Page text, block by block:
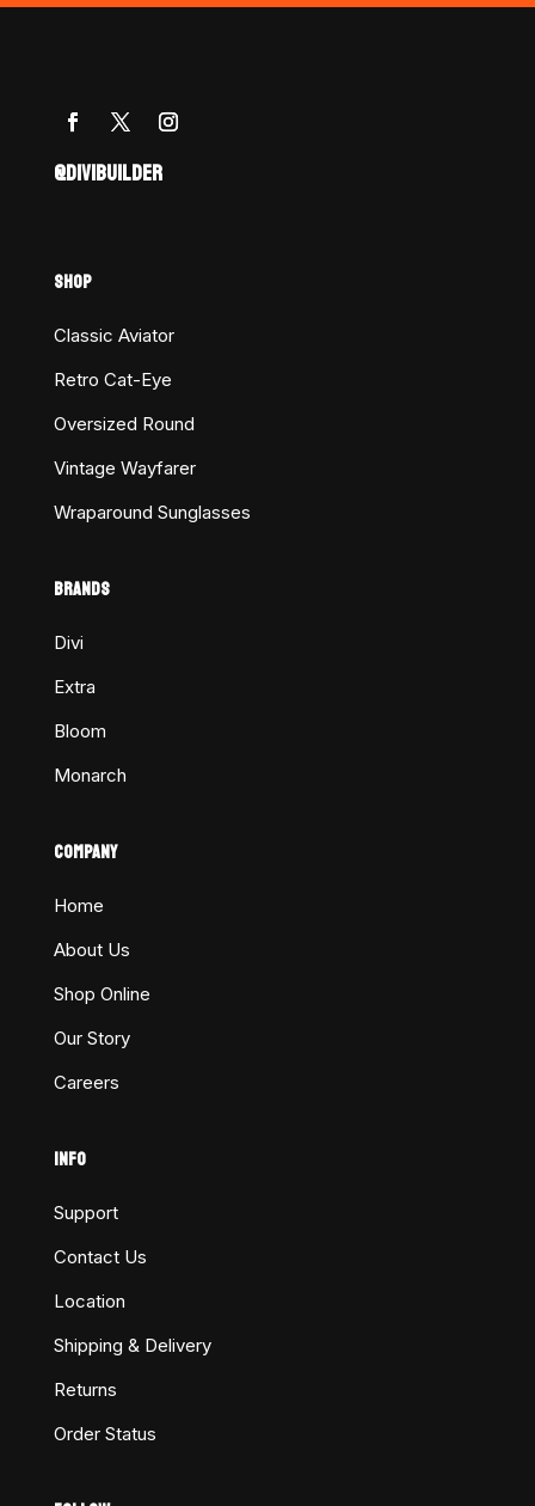
@DIVIBUILDER
SHOP
Classic Aviator
Retro Cat-Eye
Oversized Round
Vintage Wayfarer
Wraparound Sunglasses
BRANDS
Divi
Extra
Bloom
Monarch
COMPANY
Home
About Us
Shop Online
Our Story
Careers
INFO
Support
Contact Us
Location
Shipping & Delivery
Returns
Order Status